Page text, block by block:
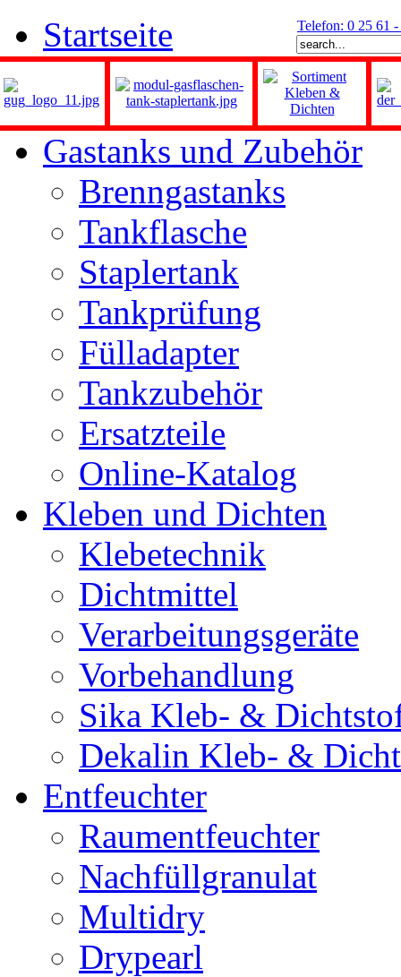
Telefon: 0 25 61
Startseite
Gastanks und Zubehör
Brenngastanks
Tankflasche
Staplertank
Tankprüfung
Fülladapter
Tankzubehör
Ersatzteile
Online-Katalog
Kleben und Dichten
Klebetechnik
Dichtmittel
Verarbeitungsgeräte
Vorbehandlung
Sika Kleb- &
Dekalin Kleb- &
Entfeuchter
Raumentfeuchter
Nachfüllgranulat
Multidry
Drypearl